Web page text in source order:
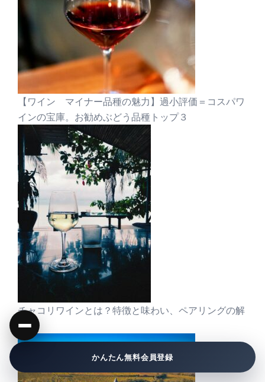
【ワイン マイナー品種の魅力】過小評価＝コスパワ
インの宝庫。お勧めぶどう品種トップ３
チャコリワインとは？特徴と味わい、ペアリングの解
説
かんたん無料会員登録